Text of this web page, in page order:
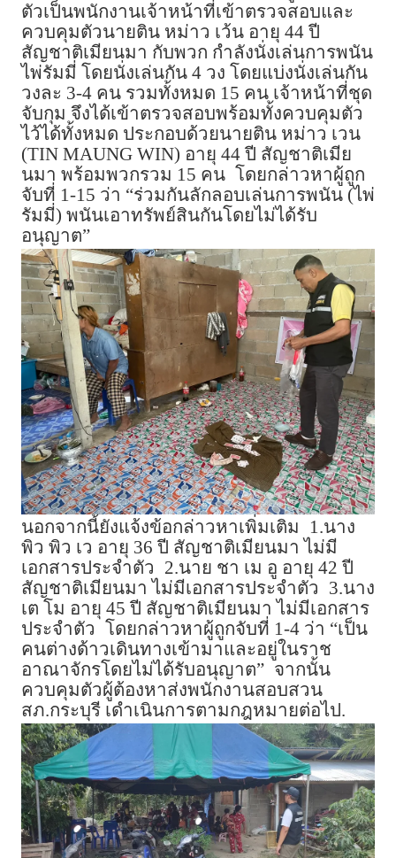
ตัวเป็นพนักงานเจ้าหน้าที่เข้าตรวจสอบและ
ควบคุมตัวนายติน หม่าว เว้น อายุ 44 ปี
สัญชาติเมียนมา กับพวก กำลังนั่งเล่นการพนัน
ไพ่รัมมี่ โดยนั่งเล่นกัน 4 วง โดยแบ่งนั่งเล่นกัน
วงละ 3-4 คน รวมทั้งหมด 15 คน เจ้าหน้าที่ชุด
จับกุม จึงได้เข้าตรวจสอบพร้อมทั้งควบคุมตัว
ไว้ได้ทั้งหมด ประกอบด้วยนายติน หม่าว เวน
(TIN MAUNG WIN) อายุ 44 ปี สัญชาติเมีย
นมา พร้อมพวกรวม 15 คน โดยกล่าวหาผู้ถูก
จับที่ 1-15 ว่า “ร่วมกันลักลอบเล่นการพนัน (ไพ่
รัมมี่) พนันเอาทรัพย์สินกันโดยไม่ได้รับ
อนุญาต”
นอกจากนี้ยังแจ้งข้อกล่าวหาเพิ่มเติม
1.นาง
พิว พิว เว อายุ 36 ปี สัญชาติเมียนมา ไม่มี
เอกสารประจำตัว
2.นาย ชา เม อู อายุ 42 ปี
สัญชาติเมียนมา ไม่มีเอกสารประจำตัว
3.นาง
เต โม อายุ 45 ปี สัญชาติเมียนมา ไม่มีเอกสาร
ประจำตัว โดยกล่าวหาผู้ถูกจับที่ 1-4 ว่า “เป็น
คนต่างด้าวเดินทางเข้ามาและอยู่ในราช
อาณาจักรโดยไม่ได้รับอนุญาต” จากนั้น
ควบคุมตัวผู้ต้องหาส่งพนักงานสอบสวน
สภ.กระบุรี เดำเนินการตามกฎหมายต่อไป.